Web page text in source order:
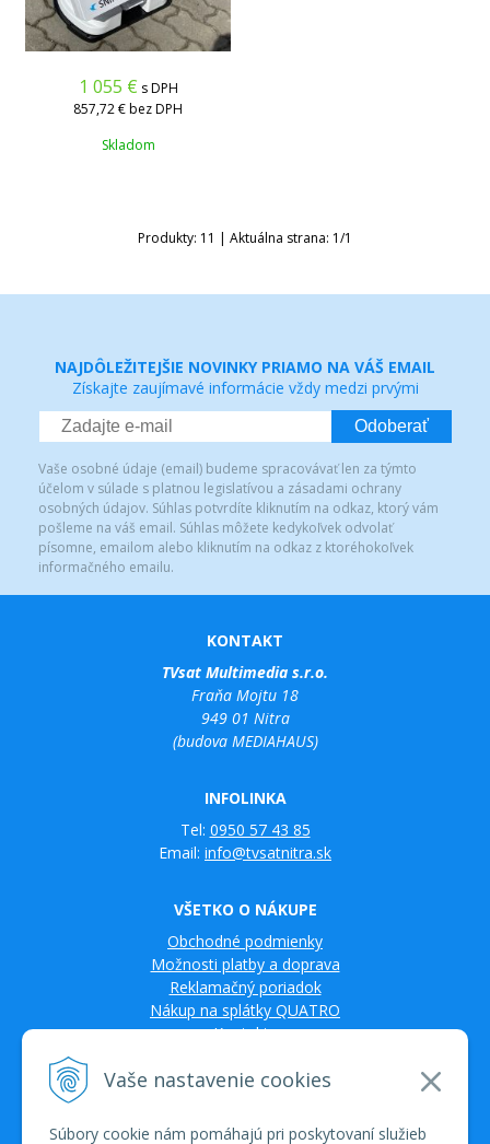
Vaše nastavenie cookies
Súbory cookie nám pomáhajú pri poskytovaní služieb
1 055 € s DPH
857,72 €bez DPH
Skladom
Produkty: 11 | Aktuálna strana: 1/1
NAJDÔLEŽITEJŠIE NOVINKY PRIAMO NA VÁŠ EMAIL
Získajte zaujímavé informácie vždy medzi prvými
Odoberať
Vaše osobné údaje (email) budeme spracovávať len za týmto
účelom v súlade s platnou legislatívou a zásadami ochrany
osobných údajov. Súhlas potvrdíte kliknutím na odkaz, ktorý vám
pošleme na váš email. Súhlas môžete kedykoľvek odvolať
písomne, emailom alebo kliknutím na odkaz z ktoréhokoľvek
informačného emailu.
KONTAKT
TVsat Multimedia s.r.o.
Fraňa Mojtu 18
949 01 Nitra
(budova MEDIAHAUS)
INFOLINKA
Tel: 0950 57 43 85
Email: info@tvsatnitra.sk
VŠETKO O NÁKUPE
Obchodné podmienky
Možnosti platby a doprava
Reklamačný poriadok
Nákup na splátky QUATRO
Kontakty